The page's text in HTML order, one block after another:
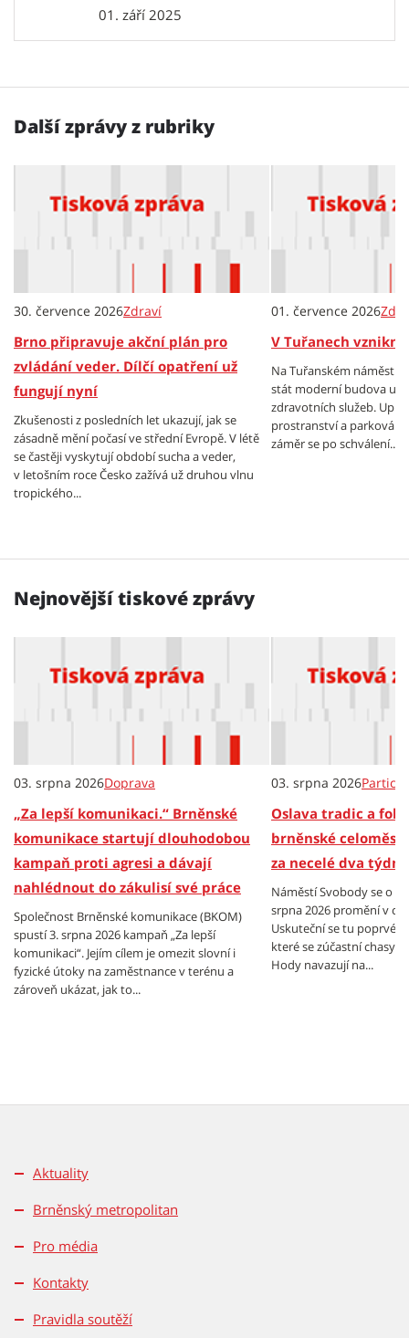
01. září 2025
Další zprávy z rubriky
30. července 2026Zdraví
Brno připravuje akční plán pro
zvládání veder. Dílčí opatření už
fungují nyní
Zkušenosti z posledních let ukazují, jak se
zásadně mění počasí ve střední Evropě. V létě
se častěji vyskytují období sucha a veder,
v letošním roce Česko zažívá už druhou vlnu
tropického...
01. července 2026
V Tuřanech
Na Tuřanském náměstí
stát moderní budova
zdravotních služeb.
prostranství a
záměr se po schválení...
Nejnovější tiskové zprávy
03. srpna 2026Doprava
„Za lepší komunikaci.“ Brněnské
komunikace startují dlouhodobou
kampaň proti agresi a dávají
nahlédnout do zákulisí své práce
Společnost Brněnské komunikace (BKOM)
spustí 3. srpna 2026 kampaň „Za lepší
komunikaci“. Jejím cílem je omezit slovní i
fyzické útoky na zaměstnance v terénu a
zároveň ukázat, jak to...
03. srpna 2026
Oslava tradic a
brněnské
za necelé dva týdny
Náměstí Svobody se o
srpna 2026 promění v
Uskuteční se tu poprvé
které se zúčastní chasy
Hody navazují na...
Aktuality
Brněnský metropolitan
Pro média
Kontakty
Pravidla soutěží